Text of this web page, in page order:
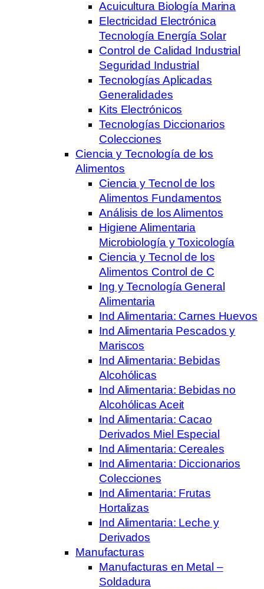
Acuicultura Biología Marina
Electricidad Electrónica
Tecnología Energía Solar
Control de Calidad Industrial
Seguridad Industrial
Tecnologías Aplicadas
Generalidades
Kits Electrónicos
Tecnologías Diccionarios
Colecciones
Ciencia y Tecnología de los
Alimentos
Ciencia y Tecnol de los
Alimentos Fundamentos
Análisis de los Alimentos
Higiene Alimentaria
Microbiología y Toxicología
Ciencia y Tecnol de los
Alimentos Control de C
Ing y Tecnología General
Alimentaria
Ind Alimentaria: Carnes Huevos
Ind Alimentaria Pescados y
Mariscos
Ind Alimentaria: Bebidas
Alcohólicas
Ind Alimentaria: Bebidas no
Alcohólicas Aceit
Ind Alimentaria: Cacao
Derivados Miel Especial
Ind Alimentaria: Cereales
Ind Alimentaria: Diccionarios
Colecciones
Ind Alimentaria: Frutas
Hortalizas
Ind Alimentaria: Leche y
Derivados
Manufacturas
Manufacturas en Metal –
Soldadura